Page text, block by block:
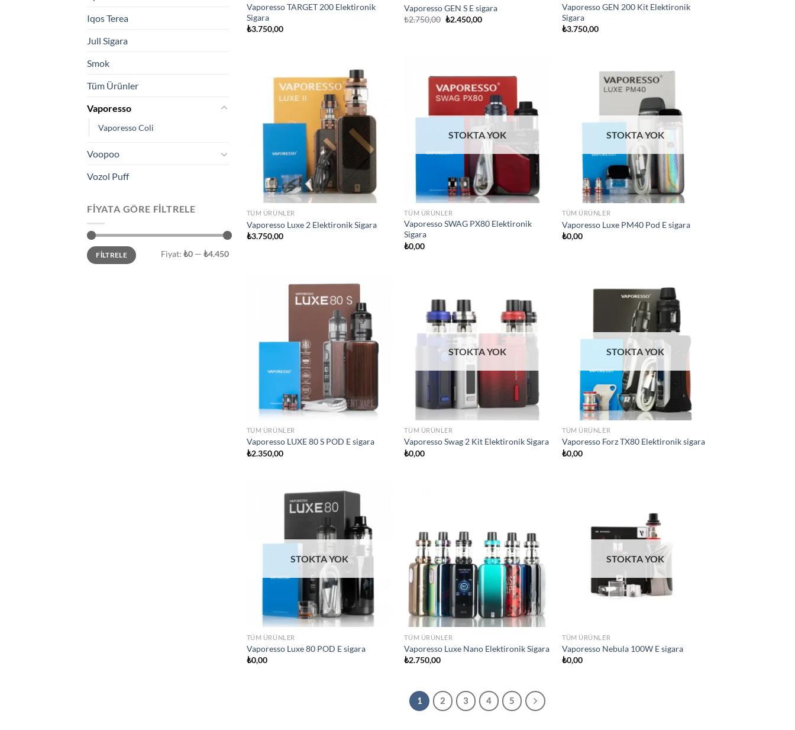
Iqos Terea
Jull Sigara
Smok
Tüm Ürünler
Vaporesso
Vaporesso Coli
Voopoo
Vozol Puff
FIYATA GÖRE FILTRELE
En
düşük
fiyat
En
yüksek
fiyat
FILTRELE Fiyat: ₺0 — ₺4.450
Vaporesso TARGET 200 Elektironik
Sigara
₺3.750,00
Vaporesso GEN S E sigara
₺2.750,00 Orijinal
₺2.450,00Şu
Vaporesso GEN 200 Kit Elektironik
Sigara
₺3.750,00
Add to
wishlist
TÜM ÜRÜNLER
Vaporesso Luxe 2 Elektironik Sigara
₺3.750,00
STOKTA YOK
TÜM ÜRÜNLER
Vaporesso SWAG PX80 Elektironik
Sigara
₺0,00
STOKTA YOK
TÜM ÜRÜNLER
Vaporesso Luxe PM40 Pod E sigara
₺0,00
Add to
wishlist
TÜM ÜRÜNLER
Vaporesso LUXE 80 S POD E sigara
₺2.350,00
Add to
wishlist
STOKTA YOK
TÜM ÜRÜNLER
Vaporesso Swag 2 Kit Elektironik Sigara
₺0,00
Add to
wishlist
STOKTA YOK
TÜM ÜRÜNLER
Vaporesso Forz TX80 Elektironik sigara
₺0,00
wishlist
STOKTA YOK
TÜM ÜRÜNLER
Vaporesso Luxe 80 POD E sigara
₺0,00
TÜM ÜRÜNLER
Vaporesso Luxe Nano Elektironik Sigara
₺2.750,00
STOKTA YOK
TÜM ÜRÜNLER
Vaporesso Nebula 100W E sigara
₺0,00
1 2 3 4 5